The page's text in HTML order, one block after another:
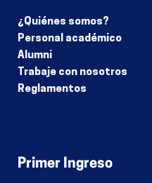
¿Quiénes somos?
Personal académico
Alumni
Trabaje con nosotros
Reglamentos
Primer Ingreso